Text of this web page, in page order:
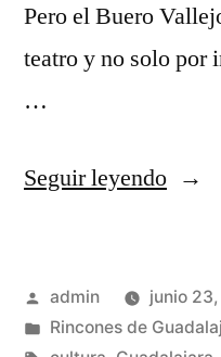
Pero el Buero
teatro y no solo por
…
Seguir leyendo«El
Publicado
por
admin
junio
Publicado
Rincones de